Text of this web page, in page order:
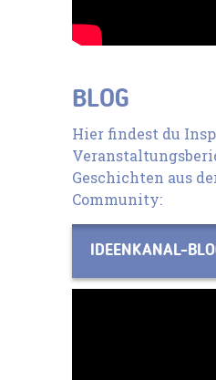
BLOG
Hier findest du
Geschichten aus
Community:
IDEENKANAL-